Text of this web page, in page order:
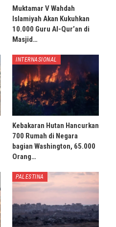
Muktamar V Wahdah
Islamiyah Akan Kukuhkan
10.000 Guru Al-Qur’an di
Masjid…
INTERNASIONAL
Kebakaran Hutan Hancurkan
700 Rumah di Negara
bagian Washington, 65.000
Orang…
PALESTINA